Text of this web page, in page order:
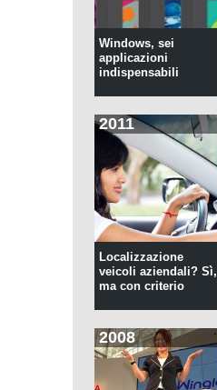
Windows, sei
applicazioni
indispensabili
2011
Localizzazione
veicoli aziendali? Sì,
ma con criterio
2008